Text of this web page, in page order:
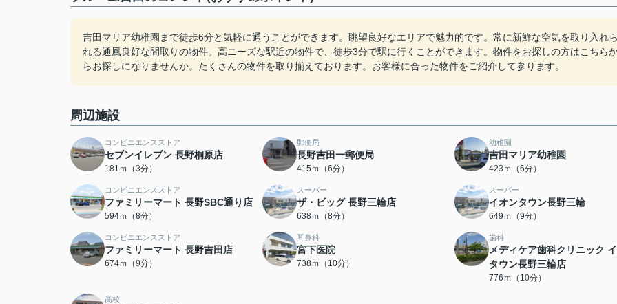
吉田マリア幼稚園まで徒歩6分と気軽に通うことができます。眺望良好なエリアで魅力的です。常に新鮮な空気を取り入れ
れる通風良好な間取りの物件。高ニーズな駅近の物件で、徒歩3分で駅に行くことができます。物件をお探しの方はこちら
らお探しになりませんか。たくさんの物件を取り揃えております。お客様に合った物件をご紹介して参ります。
周辺施設
コンビニエンスストア
セブンイレブン 長野桐原店
181ｍ（3分）
郵便局
長野吉田一郵便局
415ｍ（6分）
幼稚園
吉田マリア幼稚園
423ｍ（6分）
コンビニエンスストア
ファミリーマート 長野SBC通り店
594ｍ（8分）
スーパー
ザ・ビッグ 長野三輪店
638ｍ（8分）
スーパー
イオンタウン長野三輪
649ｍ（9分）
コンビニエンスストア
ファミリーマート 長野吉田店
674ｍ（9分）
耳鼻科
宮下医院
738ｍ（10分）
歯科
メディケア歯科クリニック
タウン長野三輪店
776ｍ（10分）
高校